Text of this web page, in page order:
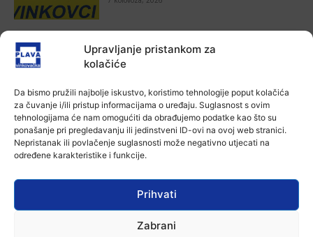
Upravljanje pristankom za
kolačiće
Da bismo pružili najbolje iskustvo, koristimo tehnologije poput kolačića
za čuvanje i/ili pristup informacijama o uređaju. Suglasnost s ovim
tehnologijama će nam omogućiti da obrađujemo podatke kao što su
ponašanje pri pregledavanju ili jedinstveni ID-ovi na ovoj web stranici.
Nepristanak ili povlačenje suglasnosti može negativno utjecati na
određene karakteristike i funkcije.
Prihvati
Zabrani
Za dva tjedna započinje još jedna
Divlja liga
Aktualno
U Županji održana Ljetna škola magije
7 kolovoza, 2026
Aktualno
Zbog niskog vodostaja otežana
plovidba na Dunavu